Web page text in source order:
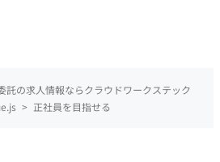
託の求人情報ならクラウドワークステック
> 正社員を目指せる